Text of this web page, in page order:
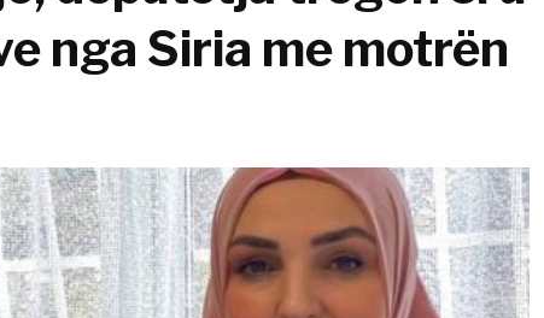
nga Siria me motrën